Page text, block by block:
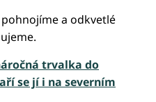
a odkvetlé
trvalka do
se jí i na severním